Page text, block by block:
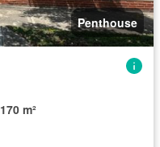
Penthouse
170 m²